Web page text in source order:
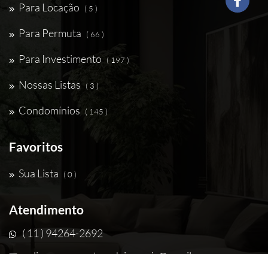
Para Locação ( 5 )
Para Permuta ( 66 )
Para Investimento ( 197 )
Nossas Listas ( 3 )
Condomínios ( 145 )
Favoritos
Sua Lista ( 0 )
Atendimento
( 11 ) 94264-2692